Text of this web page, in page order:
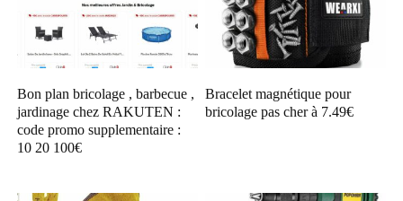
Bon plan bricolage , barbecue ,
jardinage chez RAKUTEN :
code promo supplementaire :
10 20 100€
Bracelet magnétique pour
bricolage pas cher à 7.49€